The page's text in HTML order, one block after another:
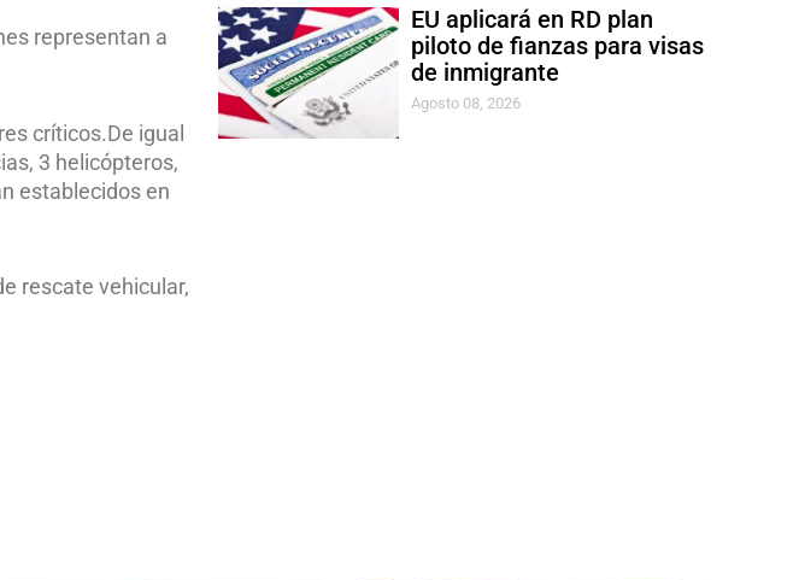
representan a
críticos.De igual
3 helicópteros,
establecidos en
rescate vehicular,
EU aplicará en RD plan
piloto de fianzas para visas
de inmigrante
Agosto 08, 2026